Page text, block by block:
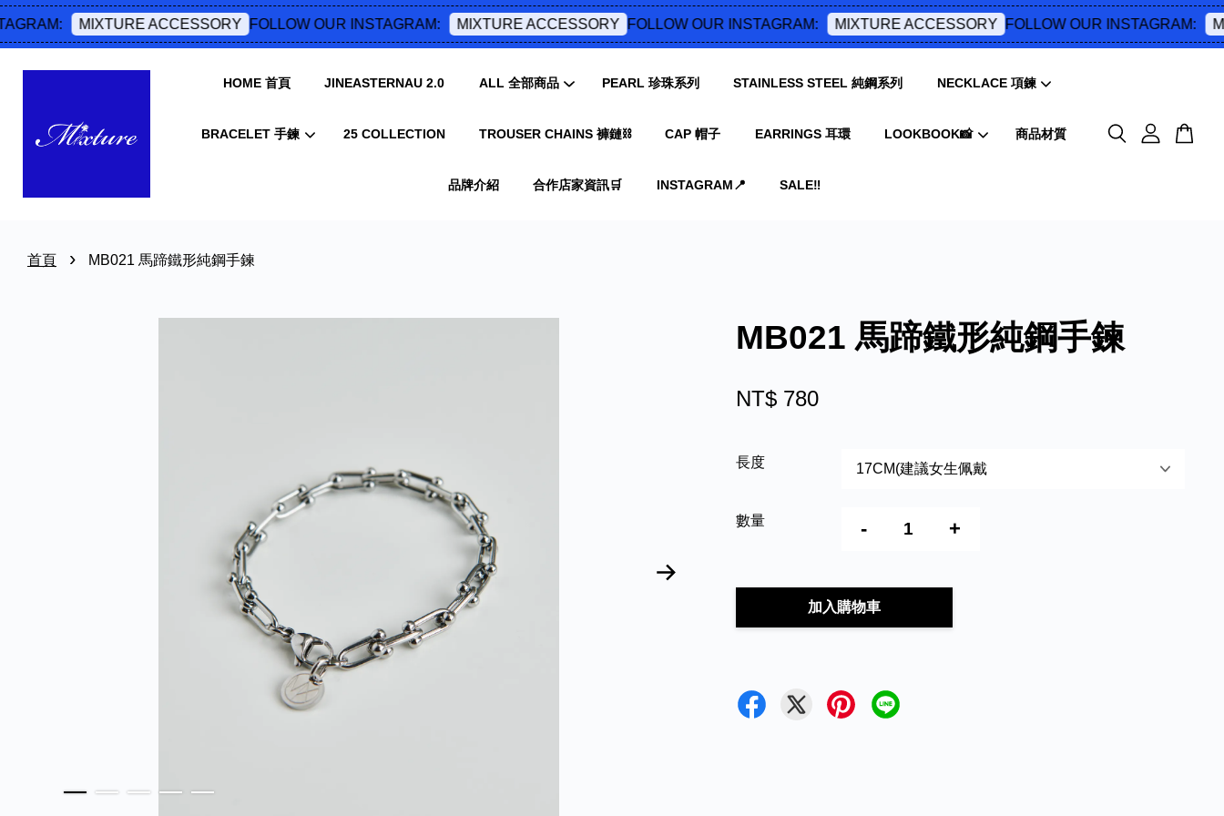
MIXTURE ACCESSORY FOLLOW OUR INSTAGRAM: MIXTURE ACCESSORY FOLLOW OUR INSTAGRAM: MIXTURE ACCESSORY FOLLOW OUR INSTAGRAM:
HOME 首頁 JINEASTERNAU 2.0 ALL 全部商品 PEARL 珍珠系列 STAINLESS STEEL 純鋼系列 NECKLACE 項鍊
BRACELET 手鍊 25 COLLECTION TROUSER CHAINS 褲鏈⛓️ CAP 帽子 EARRINGS 耳環 LOOKBOOK📸 商品材質
品牌介紹 合作店家資訊🛒 INSTAGRAM📍 SALE‼️
首頁 › MB021 馬蹄鐵形純鋼手鍊
MB021 馬蹄鐵形純鋼手鍊
NT$ 780
長度
數量 - +
加入購物車